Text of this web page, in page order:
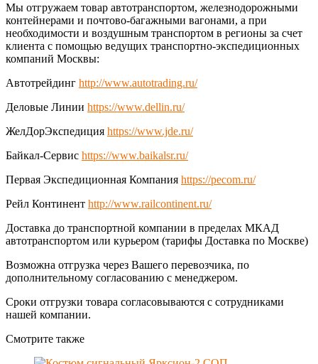
Мы отгружаем товар автотранспортом, железнодорожными
контейнерами и почтово-багажными вагонами, а при
необходимости и воздушным транспортом в регионы за счет
клиента с помощью ведущих транспортно-экспедиционных
компаний Москвы:
Автотрейдинг http://www.autotrading.ru/
Деловые Линии https://www.dellin.ru/
ЖелДорЭкспедиция https://www.jde.ru/
Байкал-Сервис https://www.baikalsr.ru/
Первая Экспедиционная Компания https://pecom.ru/
Рейл Континент http://www.railcontinent.ru/
Доставка до транспортной компании в пределах МКАД
автотранспортом или курьером (тарифы Доставка по Москве)
Возможна отгрузка через Вашего перевозчика, по
дополнительному согласованию с менеджером.
Сроки отгрузки товара согласовываются с сотрудниками
нашей компании.
Смотрите также